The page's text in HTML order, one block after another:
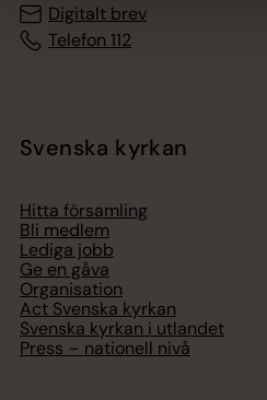
Digitalt brev
Telefon 112
Svenska kyrkan
Hitta församling
Bli medlem
Lediga jobb
Ge en gåva
Organisation
Act Svenska kyrkan
Svenska kyrkan i utlandet
Press – nationell nivå